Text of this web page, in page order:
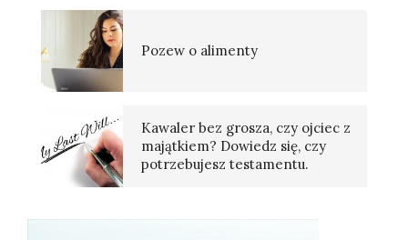
Pozew o alimenty
Kawaler bez grosza, czy ojciec z
majątkiem? Dowiedz się, czy
potrzebujesz testamentu.